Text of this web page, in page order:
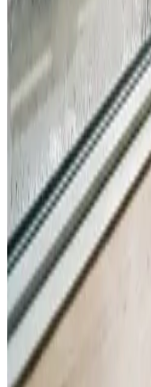
Alle mærker og
Indhent tilbud Ring